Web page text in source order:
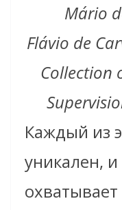
Mário
Flávio de
Collection
Каждый из
уникален,